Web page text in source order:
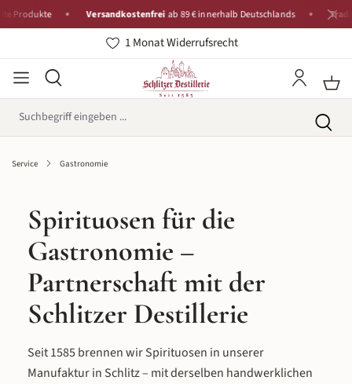
Versandkostenfrei ab 89 € innerhalb Deutschlands Tradition seit
1 Monat Widerrufsrecht
Service Gastronomie
Spirituosen für die
Gastronomie –
Partnerschaft mit der
Schlitzer Destillerie
Seit 1585 brennen wir Spirituosen in unserer
Manufaktur in Schlitz – mit derselben handwerklichen